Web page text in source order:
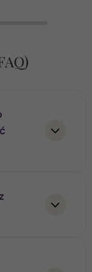
jeśli
produkty
komfortu